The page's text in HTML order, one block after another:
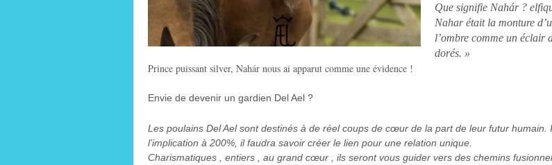
Que signifie Nahár ?
Nahar était la monture
l’ombre comme un éclair
dorés. »
Prince puissant silver, Nahár nous ai apparut comme une évidence !
Envie de devenir un gardien Del Ael ?
Les poulains Del Ael sont destinés à de réel coups de cœur de la part de leur futur
l’implication à 200%, il faudra savoir créer le lien pour une relation unique.
Charismatiques , entiers , au grand cœur , ils seront vous guider vers des chemins